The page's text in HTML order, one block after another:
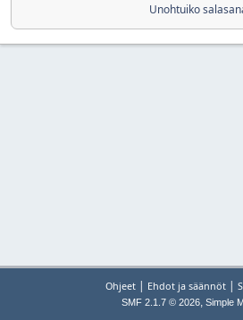
Unohtuiko
Ohjeet | Ehdot ja säännöt |
SMF 2.1.7 © 2026, Simple